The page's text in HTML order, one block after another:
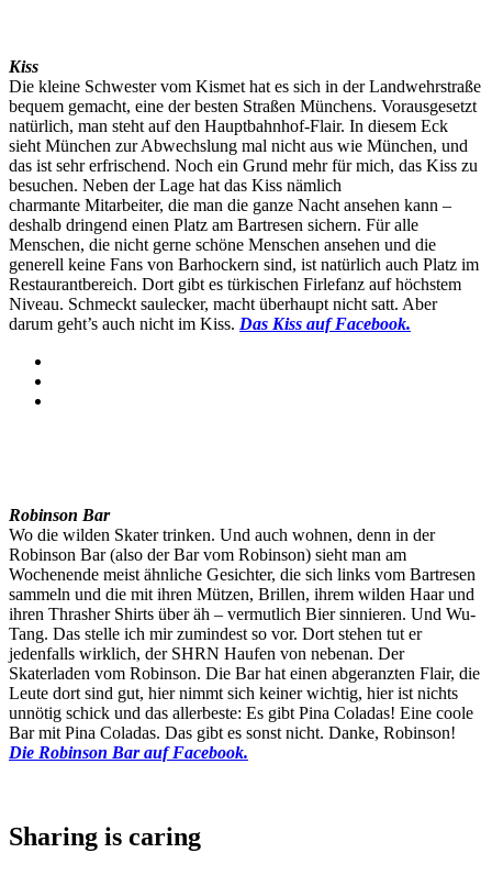
Kiss
Die kleine Schwester vom Kismet hat es sich in der Landwehrstraße
bequem gemacht, eine der besten Straßen Münchens. Vorausgesetzt
natürlich, man steht auf den Hauptbahnhof-Flair. In diesem Eck
sieht München zur Abwechslung mal nicht aus wie München, und
das ist sehr erfrischend. Noch ein Grund mehr für mich, das Kiss zu
besuchen. Neben der Lage hat das Kiss nämlich
charmante Mitarbeiter, die man die ganze Nacht ansehen kann –
deshalb dringend einen Platz am Bartresen sichern. Für alle
Menschen, die nicht gerne schöne Menschen ansehen und die
generell keine Fans von Barhockern sind, ist natürlich auch Platz im
Restaurantbereich. Dort gibt es türkischen Firlefanz auf höchstem
Niveau. Schmeckt saulecker, macht überhaupt nicht satt. Aber
darum geht’s auch nicht im Kiss. Das Kiss auf Facebook.
Robinson Bar
Wo die wilden Skater trinken. Und auch wohnen, denn in der
Robinson Bar (also der Bar vom Robinson) sieht man am
Wochenende meist ähnliche Gesichter, die sich links vom Bartresen
sammeln und die mit ihren Mützen, Brillen, ihrem wilden Haar und
ihren Thrasher Shirts über äh – vermutlich Bier sinnieren. Und Wu-
Tang. Das stelle ich mir zumindest so vor. Dort stehen tut er
jedenfalls wirklich, der SHRN Haufen von nebenan. Der
Skaterladen vom Robinson. Die Bar hat einen abgeranzten Flair, die
Leute dort sind gut, hier nimmt sich keiner wichtig, hier ist nichts
unnötig schick und das allerbeste: Es gibt Pina Coladas! Eine coole
Bar mit Pina Coladas. Das gibt es sonst nicht. Danke, Robinson!
Die Robinson Bar auf Facebook.
Sharing is caring